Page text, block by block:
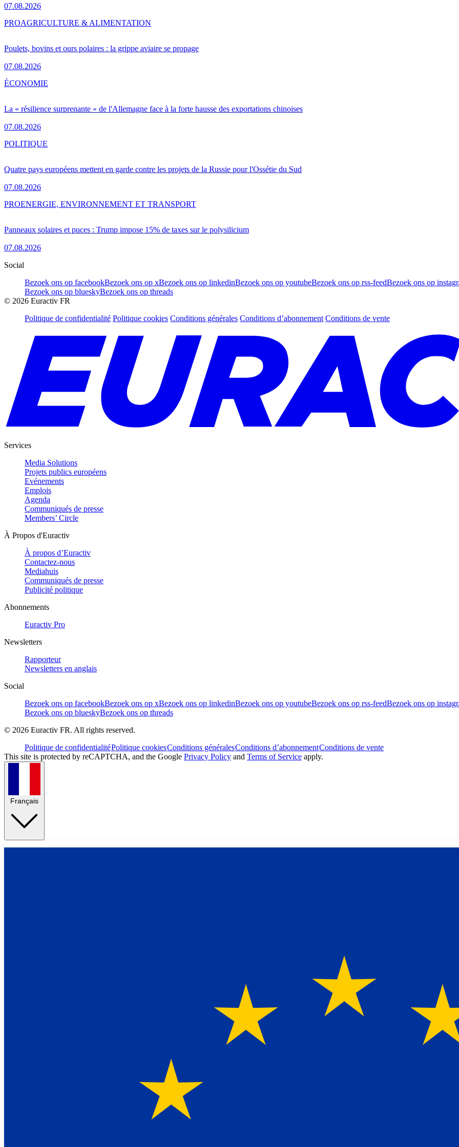
07.08.2026
Poulets, bovins et ours polaires : la grippe aviaire se propage
07.08.2026
PROAGRICULTURE & ALIMENTATION
La « résilience surprenante » de l'Allemagne face à la forte hausse des exportations chinoises
07.08.2026
ÉCONOMIE
Quatre pays européens mettent en garde contre les projets de la Russie pour l'Ossétie du Sud
07.08.2026
POLITIQUE
Panneaux solaires et puces : Trump impose 15% de taxes sur le polysilicium
07.08.2026
PROENERGIE, ENVIRONNEMENT ET TRANSPORT
Social
Bezoek ons op facebookBezoek ons op xBezoek ons op linkedinBezoek ons op youtubeBezoek ons op rss-feedBezoek ons op
Bezoek ons op blueskyBezoek ons op threads
© 2026 Euractiv FR
Politique de confidentialité Politique cookies Conditions générales Conditions d’abonnement Conditions de vente
Services
Media Solutions
Projets publics européens
Evénements
Emplois
Agenda
Communiqués de presse
Members’ Circle
À Propos d'Euractiv
À propos d’Euractiv
Contactez-nous
Mediahuis
Communiqués de presse
Publicité politique
Abonnements
Euractiv Pro
Newsletters
Rapporteur
Newsletters en anglais
Social
Bezoek ons op facebookBezoek ons op xBezoek ons op linkedinBezoek ons op youtubeBezoek ons op rss-feedBezoek ons op
Bezoek ons op blueskyBezoek ons op threads
© 2026 Euractiv FR. All rights reserved.
Politique de confidentialitéPolitique cookiesConditions généralesConditions d’abonnementConditions de vente
This site is protected by reCAPTCHA, and the Google Privacy Policy and Terms of Service apply.
Français